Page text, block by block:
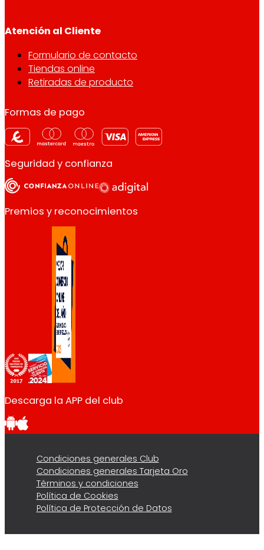
Atención al Cliente
Formulario de contacto
Tiendas online
Retiradas de producto
Formas de pago
Seguridad y confianza
Premios y reconocimientos
Descarga la APP del club
Condiciones generales Club
Condiciones generales Tarjeta Oro
Términos y condiciones
Política de Cookies
Política de Protección de Datos